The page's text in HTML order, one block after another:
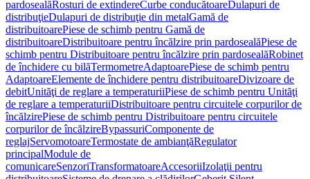
pardosealăRosturi de extindereCurbe conducătoareDulapuri de
distribuţieDulapuri de distribuţie din metalGamă de
distribuitoarePiese de schimb pentru Gamă de
distribuitoareDistribuitoare pentru încălzire prin pardosealăPiese de
schimb pentru Distribuitoare pentru încălzire prin pardosealăRobinet
de închidere cu bilăTermometreAdaptoarePiese de schimb pentru
AdaptoareElemente de închidere pentru distribuitoareDivizoare de
debitUnităţi de reglare a temperaturiiPiese de schimb pentru Unităţi
de reglare a temperaturiiDistribuitoare pentru circuitele corpurilor de
încălzirePiese de schimb pentru Distribuitoare pentru circuitele
corpurilor de încălzireBypassuriComponente de
reglajServomotoareTermostate de ambianţăRegulator
principalModule de
comunicareSenzoriTransformatoareAccesoriiIzolaţii pentru